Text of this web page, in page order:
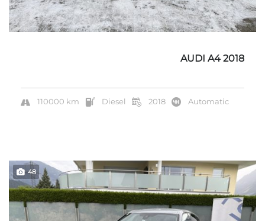
AUDI A4 2018
110000 km Diesel 2018 Automatic
48